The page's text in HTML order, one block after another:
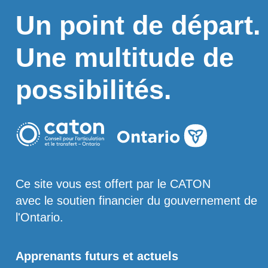
Un point de départ.
Une multitude de
possibilités.
Ce site vous est offert par le CATON
avec le soutien financier du gouvernement de
l'Ontario.
Apprenants futurs et actuels